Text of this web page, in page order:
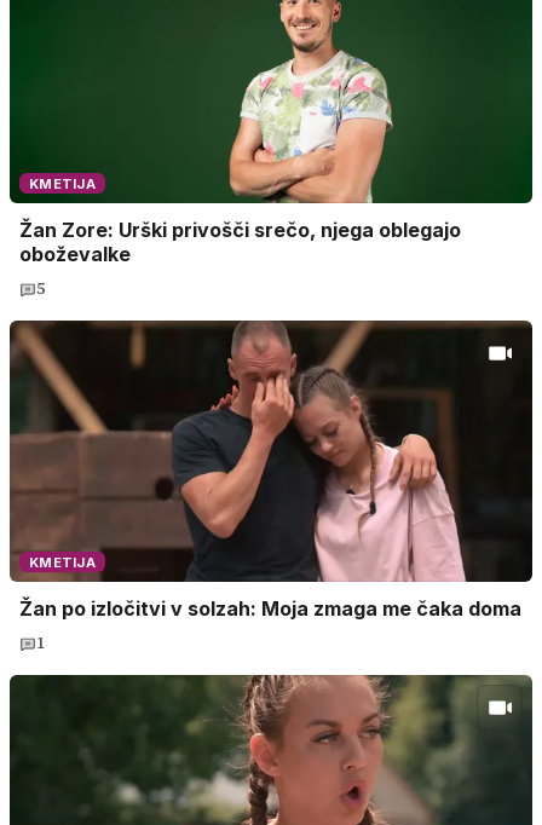
KMETIJA
Žan Zore: Urški privošči srečo, njega oblegajo
oboževalke
5
KMETIJA
Žan po izločitvi v solzah: Moja zmaga me čaka doma
1